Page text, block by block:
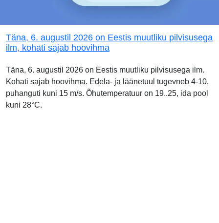
Täna, 6. augustil 2026 on Eestis muutliku pilvisusega
ilm, kohati sajab hoovihma
Täna, 6. augustil 2026 on Eestis muutliku pilvisusega ilm.
Kohati sajab hoovihma. Edela- ja läänetuul tugevneb 4-10,
puhanguti kuni 15 m/s. Õhutemperatuur on 19..25, ida pool
kuni 28°C.